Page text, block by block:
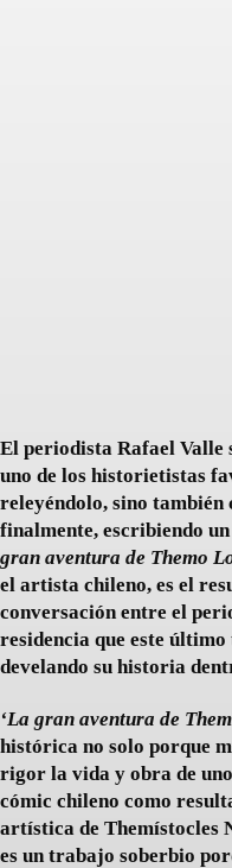
El periodista Rafael Valle
uno de los historietistas
releyéndolo, sino también
finalmente, escribiendo
gran aventura de Themo
el artista chileno, es el
conversación entre el
residencia que este último
develando su historia
‘La gran aventura de
histórica no solo porque
rigor la vida y obra de
cómic chileno como
artística de Themístocles
es un trabajo soberbio